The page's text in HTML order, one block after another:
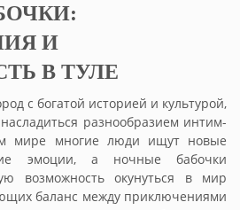
И
В ТУЛЕ
с богатой историей и культурой,
разнообразием интим-
мире многие люди ищут новые
эмоции, а ночные бабочки
возможность окунуться в мир
баланс между приключениями